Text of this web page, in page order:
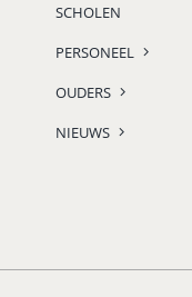
SCHOLEN
PERSONEEL
OUDERS
NIEUWS